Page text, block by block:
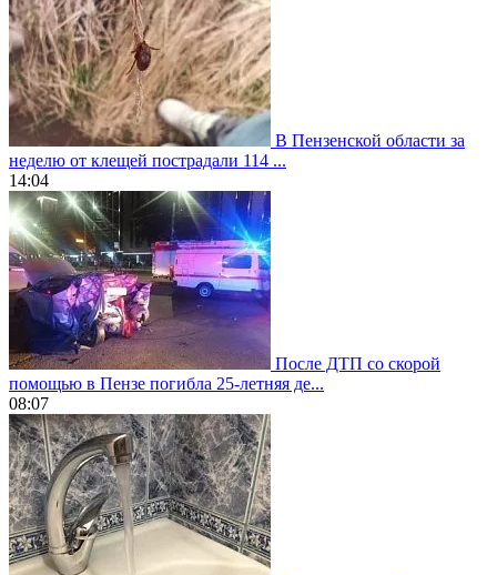
В Пензенской области за
неделю от клещей пострадали 114 ...
14:04
После ДТП со скорой
помощью в Пензе погибла 25-летняя де...
08:07